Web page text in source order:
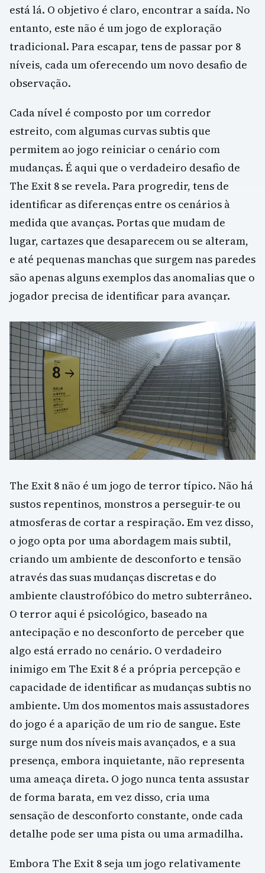
está lá. O objetivo é claro, encontrar a saída. No
entanto, este não é um jogo de exploração
tradicional. Para escapar, tens de passar por 8
níveis, cada um oferecendo um novo desafio de
observação.
Cada nível é composto por um corredor
estreito, com algumas curvas subtis que
permitem ao jogo reiniciar o cenário com
mudanças. É aqui que o verdadeiro desafio de
The Exit 8 se revela. Para progredir, tens de
identificar as diferenças entre os cenários à
medida que avanças. Portas que mudam de
lugar, cartazes que desaparecem ou se alteram,
e até pequenas manchas que surgem nas paredes
são apenas alguns exemplos das anomalias que o
jogador precisa de identificar para avançar.
The Exit 8 não é um jogo de terror típico. Não há
sustos repentinos, monstros a perseguir-te ou
atmosferas de cortar a respiração. Em vez disso,
o jogo opta por uma abordagem mais subtil,
criando um ambiente de desconforto e tensão
através das suas mudanças discretas e do
ambiente claustrofóbico do metro subterrâneo.
O terror aqui é psicológico, baseado na
antecipação e no desconforto de perceber que
algo está errado no cenário. O verdadeiro
inimigo em The Exit 8 é a própria percepção e
capacidade de identificar as mudanças subtis no
ambiente. Um dos momentos mais assustadores
do jogo é a aparição de um rio de sangue. Este
surge num dos níveis mais avançados, e a sua
presença, embora inquietante, não representa
uma ameaça direta. O jogo nunca tenta assustar
de forma barata, em vez disso, cria uma
sensação de desconforto constante, onde cada
detalhe pode ser uma pista ou uma armadilha.
Embora The Exit 8 seja um jogo relativamente